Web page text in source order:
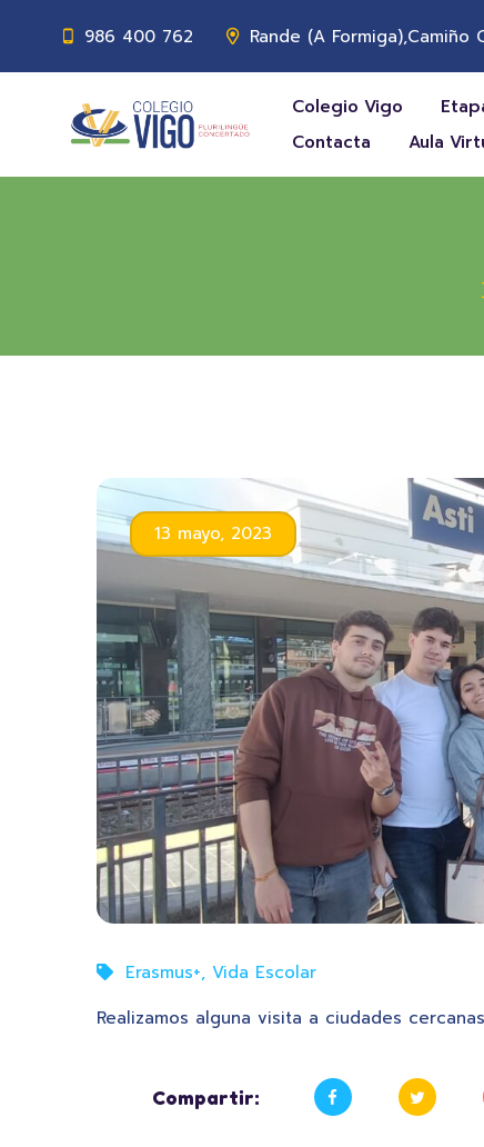
986 400 762 Rande (A
Colegio Vigo
Contacta
Aula
13 mayo, 2023
Erasmus+, Vida Escolar
Realizamos alguna visita a ciudades
Compartir: